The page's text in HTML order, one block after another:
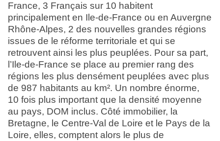
France, 3 Français sur 10 habitent
principalement en Ile-de-France ou en Auvergne
Rhône-Alpes, 2 des nouvelles grandes régions
issues de le réforme territoriale et qui se
retrouvent ainsi les plus peuplées. Pour sa part,
l’Ile-de-France se place au premier rang des
régions les plus densément peuplées avec plus
de 987 habitants au km². Un nombre énorme,
10 fois plus important que la densité moyenne
au pays, DOM inclus. Côté immobilier, la
Bretagne, le Centre-Val de Loire et le Pays de la
Loire, elles, comptent alors le plus de